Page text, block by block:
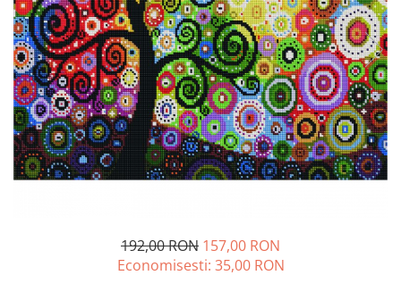
192,00 RON 157,00 RON
Economisesti: 35,00 RON